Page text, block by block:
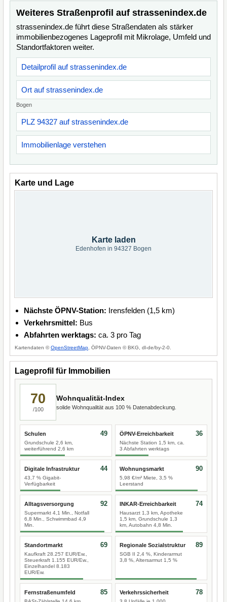
Weiteres Straßenprofil auf strassenindex.de
strassenindex.de führt diese Straßendaten als stärker
immobilienbezogenes Lageprofil mit Mikrolage, Umfeld und
Standortfaktoren weiter.
Detailprofil auf strassenindex.de
Ort auf strassenindex.de
Bogen
PLZ 94327 auf strassenindex.de
Immobilienlage verstehen
Karte und Lage
Karte laden
Edenhofen in 94327 Bogen
Nächste ÖPNV-Station: Irensfelden (1,5 km)
Verkehrsmittel: Bus
Abfahrten werktags: ca. 3 pro Tag
Kartendaten ©OpenStreetMap , ÖPNV-Daten © BKG, dl-de/by-2-0.
Lageprofil für Immobilien
70
/100
Wohnqualität-Index
solide Wohnqualität aus 100 % Datenabdeckung.
Schulen
Grundschule 2,6 km,
weiterführend 2,6 km
49 ÖPNV-Erreichbarkeit
Nächste Station 1,5 km, ca.
3 Abfahrten werktags
36
Digitale Infrastruktur
43,7 % Gigabit-
Verfügbarkeit
44 Wohnungsmarkt
5,98 €/m² Miete, 3,5 %
Leerstand
90
Alltagsversorgung
Supermarkt 4,1 Min., Notfall
6,8 Min., Schwimmbad 4,9
Min.
92 INKAR-Erreichbarkeit
Hausarzt 1,3 km, Apotheke
1,5 km, Grundschule 1,3
km, Autobahn 4,8 Min.
74
Standortmarkt
Kaufkraft 28.257 EUR/Ew.,
Steuerkraft 1.155 EUR/Ew.,
Einzelhandel 8.183
EUR/Ew.
69 Regionale Sozialstruktur
SGB II 2,4 %, Kinderarmut
3,8 %, Altersarmut 1,5 %
89
Fernstraßenumfeld 85 Verkehrssicherheit 78